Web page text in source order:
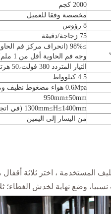
2000 كجم
مخصصة وفقا للعميل
8 رؤوس
75 زجاجة/دقيقة
وجه فم الحاوية أقل من 1 ملم)
التيار المتردد 380 فولت،50 هرتز
4.5 كيلوواط
0.6Mpa هواء مضغوط نظيف ومستقر
950mm±50mm
1300mm≤H≤1400mm (في اتجاه منفذ الزجاجة)
من اليسار إلى اليمين
المستخدمة ، اختر ثلاثة
وضع نهاية لخدش الغطاء؛